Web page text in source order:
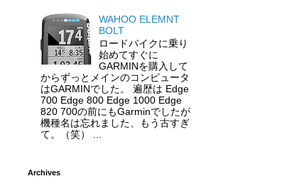
WAHOO ELEMNT
BOLT
ロードバイクに乗り
始めてすぐに
GARMINを購入して
からずっとメインのコンピュータ
はGARMINでした。 遍歴は Edge
700 Edge 800 Edge 1000 Edge
820 700の前にもGarminでしたが
機種名は忘れました、もう古すぎ
て。（笑） ...
Archives